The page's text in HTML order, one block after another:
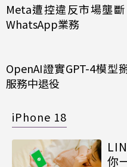
Meta遭控違反市場壟
WhatsApp業務
OpenAI證實GPT-4模型
服務中退役
iPhone 18
你